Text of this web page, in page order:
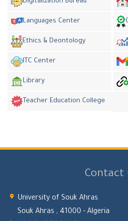
Languages Center
Ethics & Deontology
ITC Center
Library
Teacher Education College
Contact
University of Souk Ahras
Souk Ahras , 41000 - Algeria